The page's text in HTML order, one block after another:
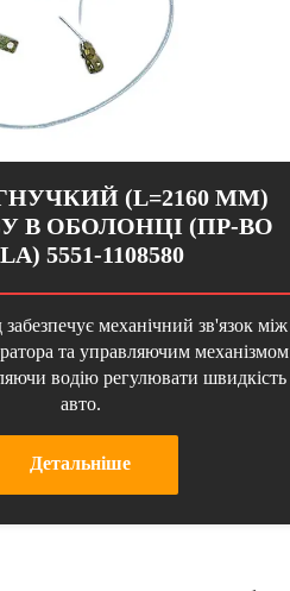
(L=2160 ММ)
В ОБОЛОНЦІ (ПР-ВО
5551-1108580
механічний зв'язок між
та управляючим механізмом
водію регулювати швидкість
авто.
Детальнiше